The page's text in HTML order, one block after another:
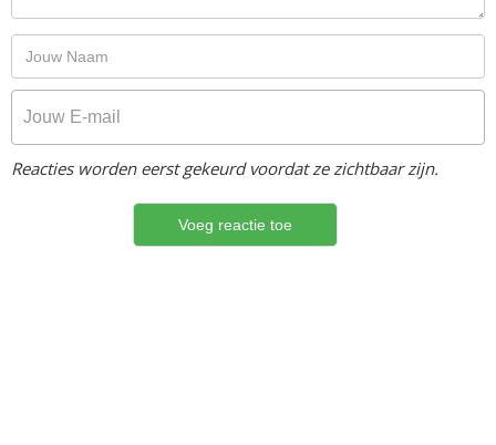
Reacties worden eerst gekeurd voordat ze zichtbaar zijn.